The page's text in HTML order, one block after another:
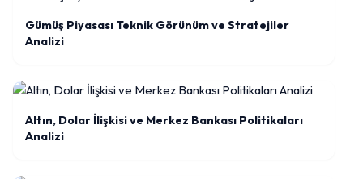
Gümüş Piyasası Teknik Görünüm ve Stratejiler
Analizi
Altın, Dolar İlişkisi ve Merkez Bankası Politikaları
Analizi